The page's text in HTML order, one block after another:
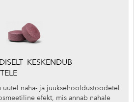
KESKENDUB
naha- ja juuksehooldustoodetel
efekt, mis annab nahale